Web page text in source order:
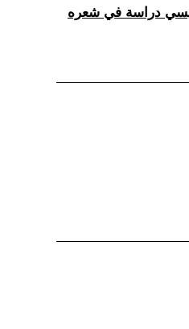
دراسة في شعره